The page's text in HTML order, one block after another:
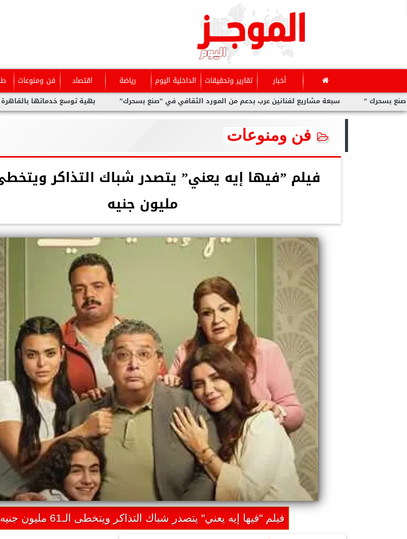
أخبار تقارير وتحقيقات الداخلية اليوم رياضة اقتصاد فن ومنوعات
بهية توسع خدماتها بالقاهرة الجديدة.. سبعة مشاريع لفنانين عرب بدعم من المورد الثقافي في ”صنع بسحرك”
فن ومنوعات
مليون جنيه
فيلم "فيها إيه يعني" يتصدر شباك التذاكر ويتخطى الـ61 مليون جنيه